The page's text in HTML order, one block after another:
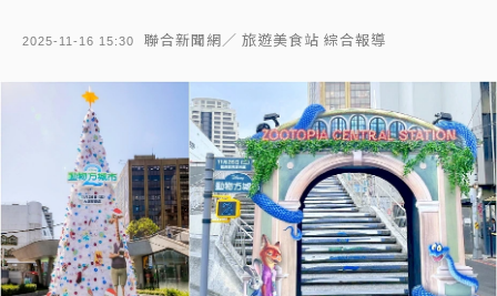
2025-11-16 15:30 聯合新聞網／ 旅遊美食站 綜合報導